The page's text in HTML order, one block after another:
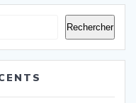
Rechercher